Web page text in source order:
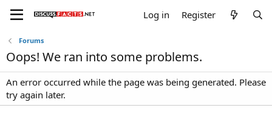
Log in Register
Forums
Oops! We ran into some problems.
An error occurred while the page was being generated. Please
try again later.